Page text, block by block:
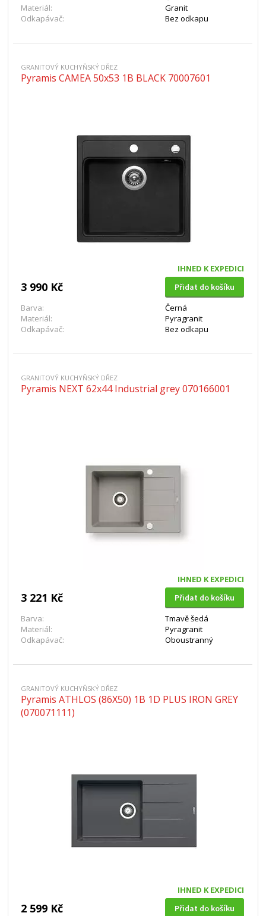
Materiál:
Granit
Odkapávač:
Bez odkapu
GRANITOVÝ KUCHYŇSKÝ DŘEZ
Pyramis CAMEA 50x53 1B BLACK 70007601
IHNED K EXPEDICI
3 990 Kč
Přidat do košíku
Barva:
Černá
Materiál:
Pyragranit
Odkapávač:
Bez odkapu
GRANITOVÝ KUCHYŇSKÝ DŘEZ
Pyramis NEXT 62x44 Industrial grey 070166001
IHNED K EXPEDICI
3 221 Kč
Přidat do košíku
Barva:
Tmavě šedá
Materiál:
Pyragranit
Odkapávač:
Oboustranný
GRANITOVÝ KUCHYŇSKÝ DŘEZ
Pyramis ATHLOS (86X50) 1B 1D PLUS IRON GREY
(070071111)
IHNED K EXPEDICI
2 599 Kč
Přidat do košíku